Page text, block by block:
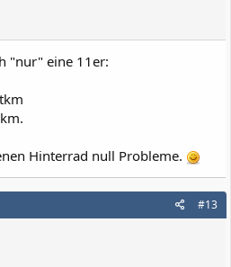
"nur" eine 11er:
Hinterrad null Probleme.
#13